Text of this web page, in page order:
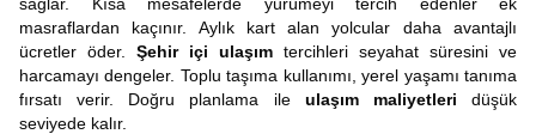
masraflardan kaçınır. Aylık kart alan yolcular daha avantajlı
ücretler öder. Şehir içi ulaşım tercihleri seyahat süresini ve
harcamayı dengeler. Toplu taşıma kullanımı, yerel yaşamı tanıma
fırsatı verir. Doğru planlama ile ulaşım maliyetleri düşük
seviyede kalır.